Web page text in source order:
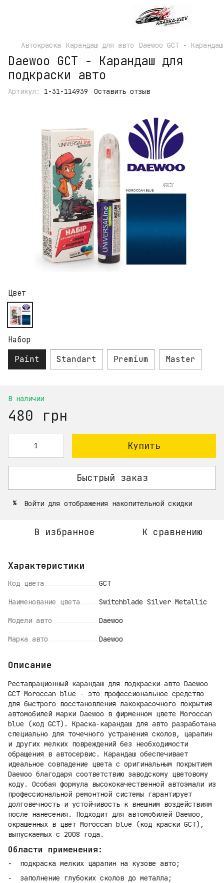
Автокраска Карандаш для авто Daewoo GCT -
Daewoo GCT - Карандаш для
подкраски авто
Артикул: 1-31-114939 Оставить отзыв
Цвет
Набор
Paint Standart Premium Master
В наличии
480 грн
Купить
Быстрый заказ
% Войти для отображения накопительной скидки
В избранное К сравнению
Характеристики
Код цвета GCT
Наименование цвета Switchblade Silver Metallic
Модели авто Daewoo
Марка авто Daewoo
Описание
Реставрационный карандаш для подкраски авто Daewoo
GCT Moroccan blue - это профессиональное средство
для быстрого восстановления лакокрасочного покрытия
автомобилей марки Daewoo в фирменном цвете Moroccan
blue (код GCT). Краска-карандаш для авто разработана
специально для точечного устранения сколов, царапин
и других мелких повреждений без необходимости
обращения в автосервис. Карандаш обеспечивает
идеальное совпадение цвета с оригинальным покрытием
Daewoo благодаря соответствию заводскому цветовому
коду. Особая формула высококачественной автоэмали из
профессиональной ремонтной системы гарантирует
долговечность и устойчивость к внешним воздействиям
после нанесения. Подходит для автомобилей Daewoo,
окрашенных в цвет Moroccan blue (код краски GCT),
выпускаемых с 2008 года.
Области применения:
подкраска мелких царапин на кузове авто;
заполнение глубоких сколов до металла;